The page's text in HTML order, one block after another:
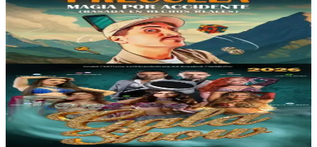
Precuela: Magia por Accidente
14/08/2026, 21:00 hsVie., 14 ago.,21:00 hs
10
0
Teatro Independencia
RAQS Festival Internacional de Danzas - Gala
Show
14/08/2026, 21:00 hsVie., 14 ago.,21:00 hs